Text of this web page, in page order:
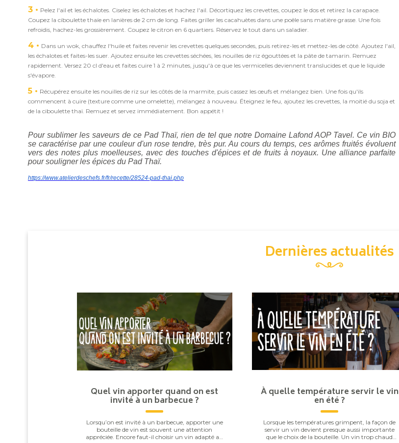
3
Pelez l'ail et les échalotes. Ciselez les échalotes et hachez l'ail. Décortiquez les crevettes, coupez le dos et retirez la carapace.
Coupez la ciboulette thaïe en lanières de 2 cm de long. Faites griller les cacahuètes dans une poêle sans matière grasse. Une fois
refroidis, hachez-les grossièrement. Coupez le citron en 6 quartiers. Réservez le tout dans un saladier.
4
Dans un wok, chauffez l'huile et faites revenir les crevettes quelques secondes, puis retirez-les et mettez-les de côté. Ajoutez l'ail,
les échalotes et faites-les suer. Ajoutez ensuite les crevettes séchées, les nouilles de riz égouttées et la pâte de tamarin. Remuez
rapidement. Versez 20 cl d'eau et faites cuire 1 à 2 minutes, jusqu'à ce que les vermicelles deviennent translucides et que le liquide
s'évapore.
5
Récupérez ensuite les nouilles de riz sur les côtés de la marmite, puis cassez les œufs et mélangez bien. Une fois qu'ils
commencent à cuire (texture comme une omelette), mélangez à nouveau. Éteignez le feu, ajoutez les crevettes, la moitié du soja et
de la ciboulette thaï. Remuez et servez immédiatement. Bon appétit !
Pour sublimer les saveurs de ce Pad Thaï, rien de tel que notre Domaine Lafond AOP Tavel. Ce vin BIO
se caractérise par une couleur d'un rose tendre, très pur. Au cours du temps, ces arômes fruités évoluent
vers des notes plus moelleuses, avec des touches d'épices et de fruits à noyaux. Une alliance parfaite
pour souligner les épices du Pad Thaï.
https://www.atelierdeschefs.fr/fr/recette/28524-pad-thai.php
Dernières actualités
Quel vin apporter quand on est
invité à un barbecue ?
Lorsqu’on est invité à un barbecue, apporter une
bouteille de vin est souvent une attention
appréciée. Encore faut-il choisir un vin adapté au
À quelle température servir le vin
en été ?
Lorsque les températures grimpent, la façon de
servir un vin devient presque aussi importante
que le choix de la bouteille. Un vin trop chaud